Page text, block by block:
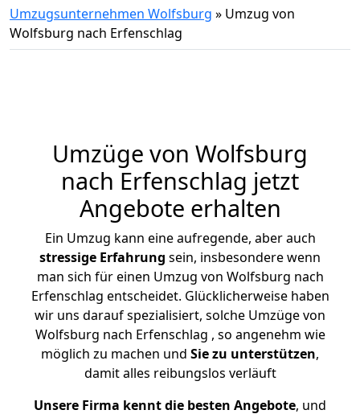
Umzugsunternehmen Wolfsburg » Umzug von
Wolfsburg nach Erfenschlag
Umzüge von Wolfsburg
nach Erfenschlag jetzt
Angebote erhalten
Ein Umzug kann eine aufregende, aber auch
stressige Erfahrung sein, insbesondere wenn
man sich für einen Umzug von Wolfsburg nach
Erfenschlag entscheidet. Glücklicherweise haben
wir uns darauf spezialisiert, solche Umzüge von
Wolfsburg nach Erfenschlag , so angenehm wie
möglich zu machen und Sie zu unterstützen,
damit alles reibungslos verläuft
Unsere Firma kennt die besten Angebote, und